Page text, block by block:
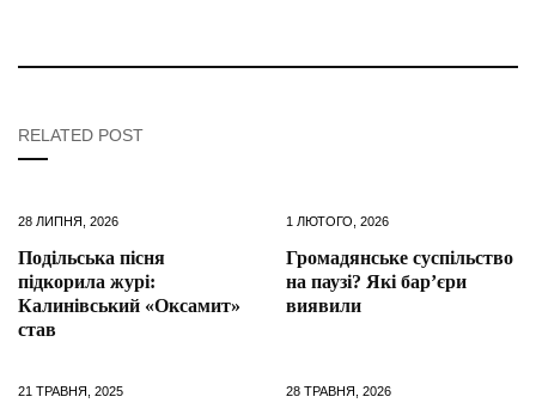
RELATED POST
28 ЛИПНЯ, 2026
Подільська пісня
підкорила журі:
Калинівський «Оксамит»
став
1 ЛЮТОГО, 2026
Громадянське суспільство
на паузі? Які бар’єри
виявили
21 ТРАВНЯ, 2025 28 ТРАВНЯ, 2026